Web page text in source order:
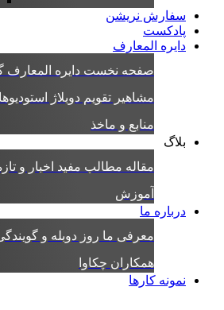
سفارش نریشن
پادکست
دایره المعارف
صفحه نخست دایره المعارف
مشاهیرتقویم دوبلاژاستودیوهای
منابع و ماخذ
بلاگ
مقالهمطالب مفیداخبار و تازه ها
آموزش
درباره ما
معرفی ماروز دوبله و گویندگی
همکاران چکاوا
نمونه کارها